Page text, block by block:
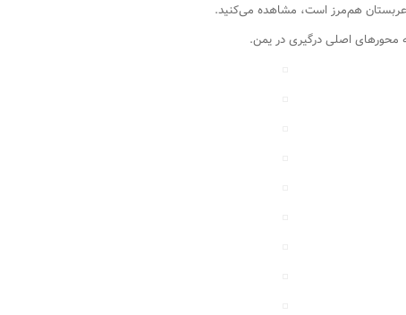
هم‌مرز است، مشاهده می‌کنید.
اصلی درگیری در یمن.